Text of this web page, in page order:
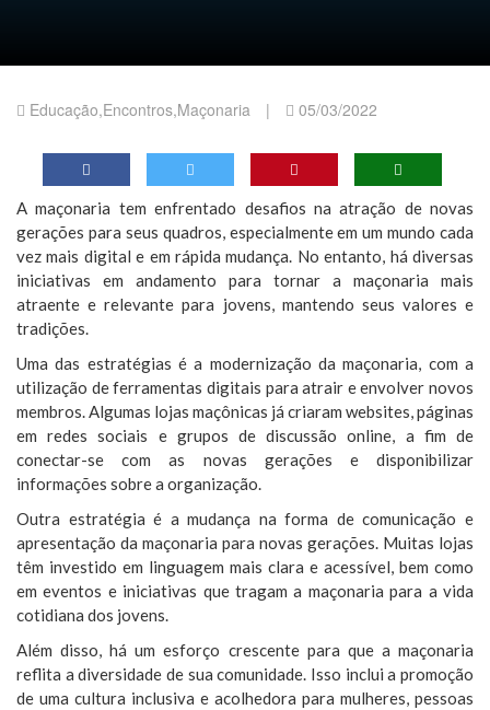
Educação,Encontros,Maçonaria | 05/03/2022
A maçonaria tem enfrentado desafios na atração de novas
gerações para seus quadros, especialmente em um mundo cada
vez mais digital e em rápida mudança. No entanto, há diversas
iniciativas em andamento para tornar a maçonaria mais
atraente e relevante para jovens, mantendo seus valores e
tradições.
Uma das estratégias é a modernização da maçonaria, com a
utilização de ferramentas digitais para atrair e envolver novos
membros. Algumas lojas maçônicas já criaram websites, páginas
em redes sociais e grupos de discussão online, a fim de
conectar-se com as novas gerações e disponibilizar
informações sobre a organização.
Outra estratégia é a mudança na forma de comunicação e
apresentação da maçonaria para novas gerações. Muitas lojas
têm investido em linguagem mais clara e acessível, bem como
em eventos e iniciativas que tragam a maçonaria para a vida
cotidiana dos jovens.
Além disso, há um esforço crescente para que a maçonaria
reflita a diversidade de sua comunidade. Isso inclui a promoção
de uma cultura inclusiva e acolhedora para mulheres, pessoas